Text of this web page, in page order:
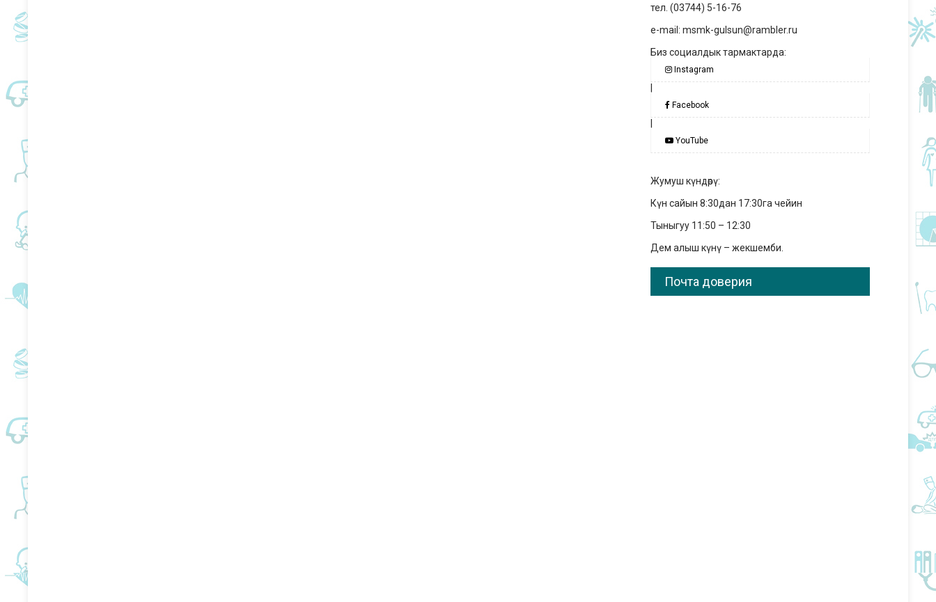
тел. (03744) 5-16-76
e-mail: msmk-gulsun@rambler.ru
Биз социалдык тармактарда:
Instagram
Facebook
YouTube
Жумуш күндөрү:
Күн сайын 8:30дан 17:30га чейин
Тыныгуу 11:50 – 12:30
Дем алыш күнү – жекшемби.
Почта доверия